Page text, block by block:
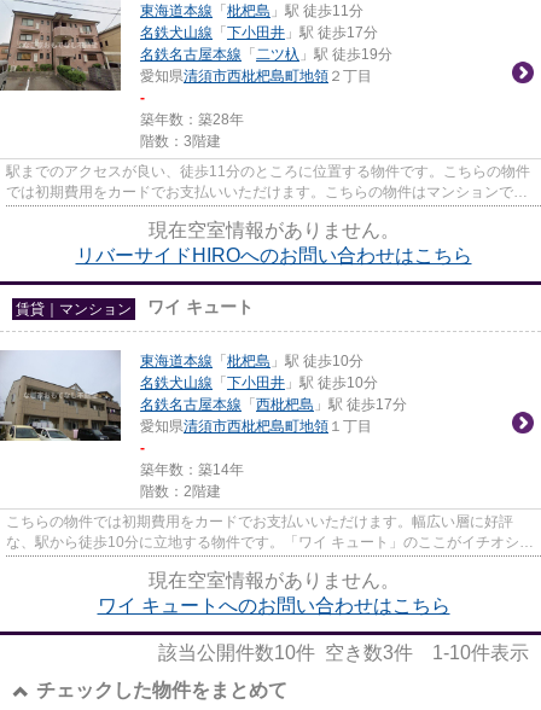
東海道本線 「 枇杷島 」駅 徒歩11分
名鉄犬山線 「 下小田井 」駅 徒歩17分
名鉄名古屋本線 「 二ツ杁 」駅 徒歩19分
愛知県清須市西枇杷島町地領 ２丁目
-
築年数：築28年
階数：3階建
駅までのアクセスが良い、徒歩11分のところに位置する物件です。こちらの物件
では初期費用をカードでお支払いいただけます。こちらの物件はマンションで
現在空室情報がありません。
リバーサイドHIROへのお問い合わせはこちら
賃貸｜マンション ワイ キュート
東海道本線 「 枇杷島 」駅 徒歩10分
名鉄犬山線 「 下小田井 」駅 徒歩10分
名鉄名古屋本線 「 西枇杷島 」駅 徒歩17分
愛知県清須市西枇杷島町地領 １丁目
-
築年数：築14年
階数：2階建
こちらの物件では初期費用をカードでお支払いいただけます。幅広い層に好評
な、駅から徒歩10分に立地する物件です。「ワイ キュート」のここがイチオシ。
現在空室情報がありません。
ワイ キュートへのお問い合わせはこちら
該当公開件数10件 空き数3件 1-10件表示
チェックした物件をまとめて